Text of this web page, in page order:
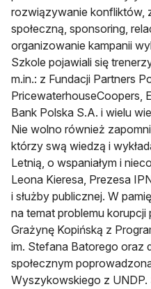
rozwiązywanie konfliktów,
społeczną, sponsoring,
organizowanie kampanii
Szkole pojawiali się
m.in.: z Fundacji Partners
PricewaterhouseCoopers,
Bank Polska S.A. i wielu
Nie wolno również
którzy swą wiedzą i
Letnią, o wspaniałym i
Leona Kieresa, Prezesa
i służby publicznej. W
na temat problemu
Grażynę Kopińską z
im. Stefana Batorego oraz
społecznym
Wyszykowskiego z UNDP.